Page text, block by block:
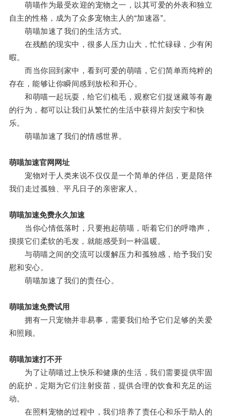
萌喵作为最受欢迎的宠物之一，以其可爱的外表和独立
自主的性格，成为了众多宠物主人的“加速器”。
萌喵加速了我们的生活方式。
在残酷的现实中，很多人压力山大，忙忙碌碌，少有闲
暇。
而当你回到家中，看到可爱的萌喵，它们简单而纯粹的
存在，能够让你瞬间感到放松和开心。
和萌喵一起玩耍，给它们梳毛，观察它们捉迷藏等有趣
的行为，都可以让我们从繁忙的生活中获得片刻安宁和快
乐。
萌喵加速了我们的情感世界。
萌喵加速官网网址
宠物对于人类来说不仅仅是一个简单的伴侣，更是陪伴
我们走过孤独、平凡日子的亲密家人。
萌喵加速免费永久加速
当你心情低落时，只要抱起萌喵，听着它们的呼噜声，
摸摸它们柔软的毛发，就能感受到一种温暖。
与萌喵之间的交流可以缓解压力和孤独感，给予我们安
慰和安心。
萌喵加速了我们的责任心。
萌喵加速免费试用
拥有一只宠物并非易事，需要我们给予它们足够的关爱
和照顾。
萌喵加速打不开
为了让萌喵过上快乐和健康的生活，我们需要提供牢固
的庇护，定期为它们注射疫苗，提供合理的饮食和充足的运
动。
在照料宠物的过程中，我们培养了责任心和乐于助人的